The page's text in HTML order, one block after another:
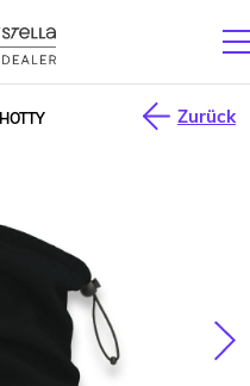
HOTTY Zurück